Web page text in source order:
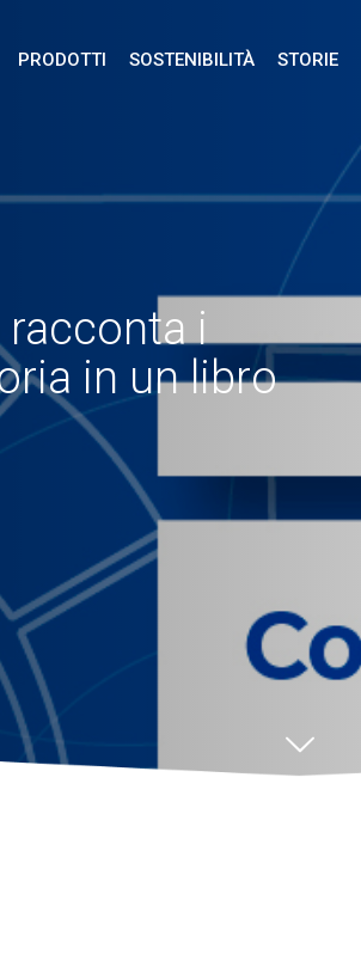
PRODOTTI SOSTENIBILITÀ STORIE
racconta i
in un libro